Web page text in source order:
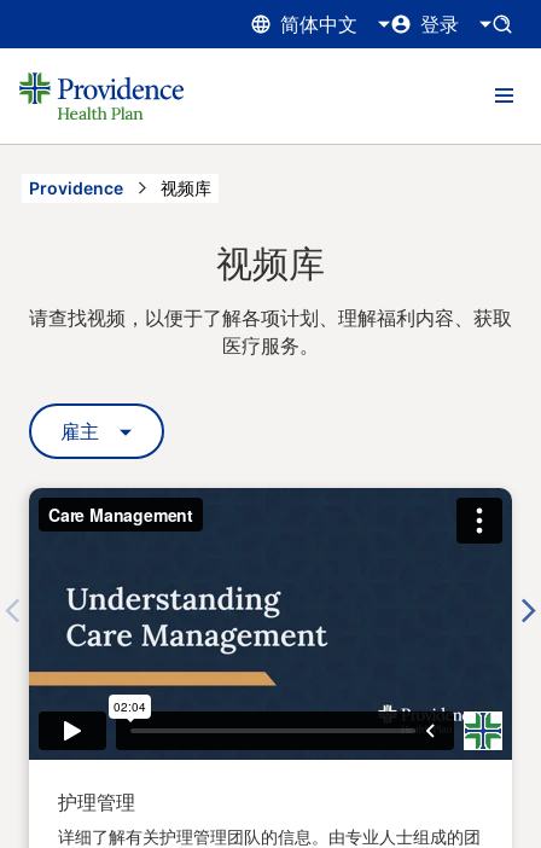
简体中文 登录
Providence Current:
视频库
视频库
请查找视频，以便于了解各项计划、理解福利内容、获取
医疗服务。
雇主
Previous
护理管理
详细了解有关护理管理团队的信息。由专业人士组成的团